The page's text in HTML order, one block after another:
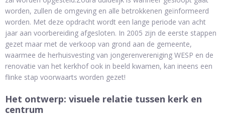
worden, zullen de omgeving en alle betrokkenen geïnformeerd
worden. Met deze opdracht wordt een lange periode van acht
jaar aan voorbereiding afgesloten. In 2005 zijn de eerste stappen
gezet maar met de verkoop van grond aan de gemeente,
waarmee de herhuisvesting van jongerenvereniging WESP en de
renovatie van het kerkhof ook in beeld kwamen, kan ineens een
flinke stap voorwaarts worden gezet!
Het ontwerp: visuele relatie tussen kerk en
centrum